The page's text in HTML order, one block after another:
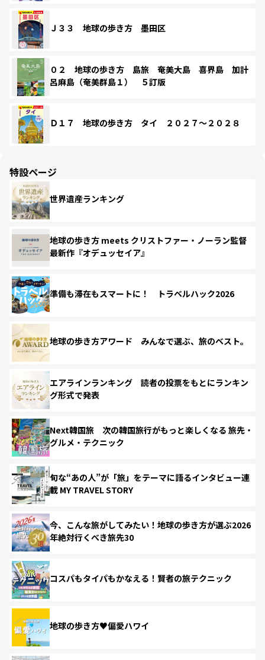
Ｊ３３ 地球の歩き方 墨田区
０２ 地球の歩き方 島旅 奄美大島 喜界島 加計
呂麻島（奄美群島１） ５訂版
Ｄ１７ 地球の歩き方 タイ ２０２７～２０２８
特設ページ
世界遺産ランキング
地球の歩き方 meets クリストファー・ノーラン監督
最新作『オデュッセイア』
準備も滞在もスマートに！ トラベルハック2026
地球の歩き方アワード みんなで選ぶ、旅のベスト。
エアラインランキング 読者の投票をもとにランキン
グ形式で発表
Next韓国旅 次の韓国旅行がもっと楽しくなる 旅先・
グルメ・テクニック
旬な“あの人”が「旅」をテーマに語るインタビュー連
載 MY TRAVEL STORY
今、こんな旅がしてみたい！地球の歩き方が選ぶ2026
年絶対行くべき旅先30
コスパもタイパもかなえる！賢者の旅テクニック
地球の歩き方♥偏愛ハワイ